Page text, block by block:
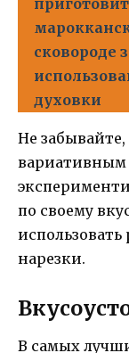
сковороде
духовки
Не
вариативным
по своему
нарезки.
В самых